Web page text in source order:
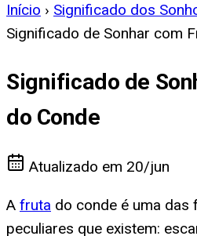
Início › Significado dos
Significado de Sonhar com
Significado de
do Conde
Atualizado em 20/jun
A fruta do conde é uma
peculiares que existem: